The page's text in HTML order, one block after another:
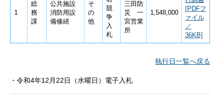
1
総
務
課
公共施設
消防用設
備修繕
そ
の
他
競
争
入
札
三田防
災 一
宮営業
所
1,548,000
[PDFフ
ァイル
／
36KB]
執行日一覧へ戻る
・令和4年12月22日 （水曜日）電子入札